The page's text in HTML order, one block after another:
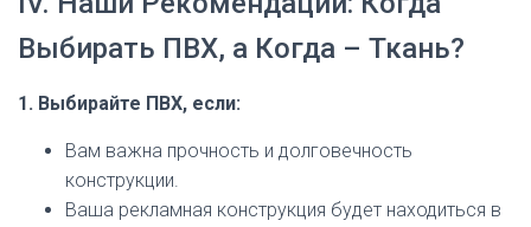
Выбирать ПВХ, а Когда – Ткань?
1. Выбирайте ПВХ, если:
Вам важна прочность и долговечность
конструкции.
Ваша рекламная конструкция будет находиться в